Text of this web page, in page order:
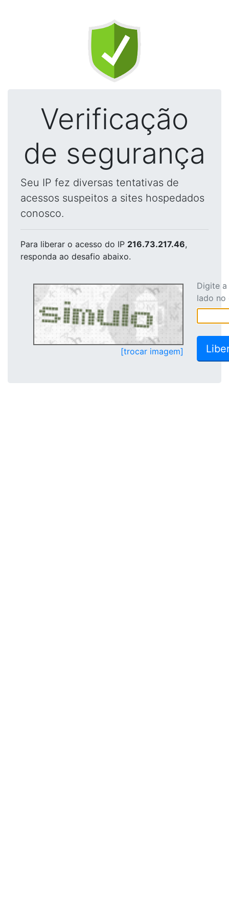
Verificação
de segurança
Seu IP fez diversas tentativas de
acessos suspeitos a sites hospedados
conosco.
Para liberar o acesso do IP 216.73.217.46,
responda ao desafio abaixo.
[trocar imagem]
Digite
lado no